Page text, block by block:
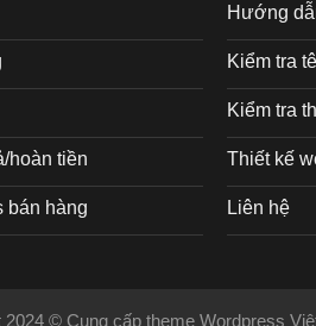
hoàn tiền
bán hàng
Hướng
Kiểm tra
Kiểm tra
Thiết kế
Liên hệ
2024 © Cung cấp theme Wordpress